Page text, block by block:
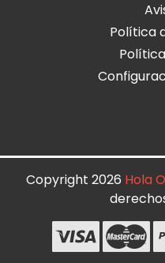
Política
Copyright 2026 Hola